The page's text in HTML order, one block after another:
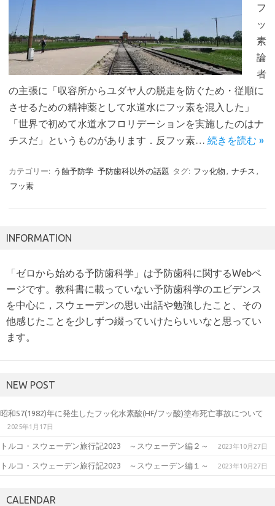
フ
ッ
素
論
者
の主張に「収容所からユダヤ人の脱走を防ぐため・従順に
させるための精神薬として水道水にフッ素を混入した」
「世界で初めて水道水フロリデーションを実施したのはナ
チスだ」というものがあります．反フッ素… 続きを読む »
カテゴリー: う蝕予防学 予防歯科以外の話題 タグ: フッ化物 , ナチス ,
フッ素
INFORMATION
「ゼロから始める予防歯科学」は予防歯科に関するWebペ
ージです。教科書に載っていない予防歯科学のエビデンス
を中心に，スウェーデンの思い出話や勉強したこと、その
他感じたことを少しずつ綴っていけたらいいなと思ってい
ます。
NEW POST
昭和57(1982)年に発生したフッ化水素酸(HF/フッ酸)塗布死亡事故について
2025年1月17日
トルコ・スウェーデン旅行記2023 ～スウェーデン編２～ 2023年10月27日
トルコ・スウェーデン旅行記2023 ～スウェーデン編１～ 2023年10月27日
CALENDAR